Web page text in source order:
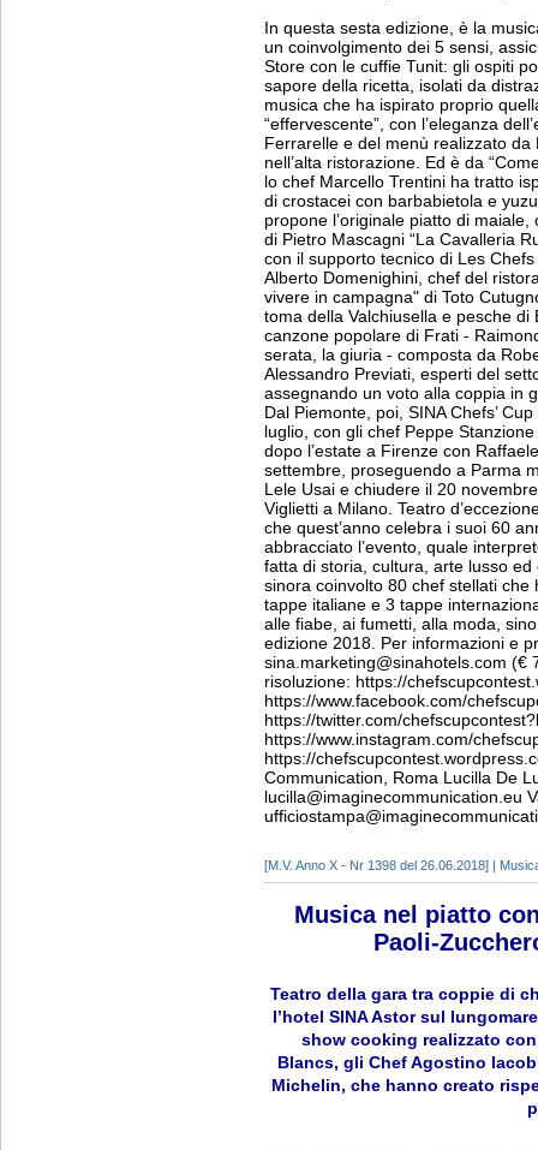
In questa sesta edizione, è la
un coinvolgimento dei 5 sensi,
Store con le cuffie Tunit: gli ospiti
sapore della ricetta, isolati da
musica che ha ispirato proprio
“effervescente”, con l’eleganza
Ferrarelle e del menù realizzato da
nell’alta ristorazione. Ed è da
lo chef Marcello Trentini ha tratto
di crostacei con barbabietola e
propone l’originale piatto di
di Pietro Mascagni “La Cavalleria
con il supporto tecnico di Les
Alberto Domenighini, chef del
vivere in campagna" di Toto
toma della Valchiusella e pesche
canzone popolare di Frati -
serata, la giuria - composta da
Alessandro Previati, esperti del
assegnando un voto alla coppia in
Dal Piemonte, poi, SINA Chefs’
luglio, con gli chef Peppe
dopo l’estate a Firenze con
settembre, proseguendo a Parma
Lele Usai e chiudere il 20
Viglietti a Milano. Teatro
che quest’anno celebra i suoi 60
abbracciato l’evento, quale
fatta di storia, cultura, arte lusso ed
sinora coinvolto 80 chef stellati
tappe italiane e 3 tappe
alle fiabe, ai fumetti, alla moda,
edizione 2018. Per informazioni e
sina.marketing@sinahotels.com (€
risoluzione: https://
https://www.facebook.com/
https://twitter.com/
https://www.instagram.com/
https://
Communication, Roma Lucilla De
lucilla@imaginecommunication.eu
[M.V. Anno X - Nr 1398 del 26.06.2018] |
Musica nel piatto
Paoli-
Teatro della gara tra coppie di
l’hotel SINA Astor sul
show cooking realizzato
Blancs, gli Chef Agostino
Michelin, che hanno creato